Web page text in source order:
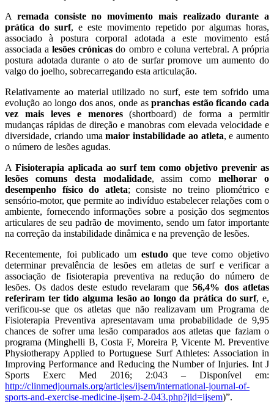
A remada consiste no movimento mais realizado durante a
prática do surf, e este movimento repetido por algumas horas,
associado à postura corporal adotada a este movimento está
associada alesões crónicas do ombro e coluna vertebral. A própria
postura adotada durante o ato de surfar promove um aumento do
valgo do joelho, sobrecarregando esta articulação.
Relativamente ao material utilizado no surf, este tem sofrido uma
evolução ao longo dos anos, onde aspranchas estão ficando cada
vez mais leves e menores(shortboard) de forma a permitir
mudanças rápidas de direção e manobras com elevada velocidade e
diversidade, criando umamaior instabilidade ao atleta, e aumento
o número de lesões agudas.
A Fisioterapia aplicada ao surf tem como objetivo prevenir as
lesões comuns desta modalidade, assim comomelhorar o
desempenho físico do atleta; consiste no treino pliométrico e
sensório-motor, que permite ao indivíduo estabelecer relações com o
ambiente, fornecendo informações sobre a posição dos segmentos
articulares de seu padrão de movimento, sendo um fator importante
na correção da instabilidade dinâmica e na prevenção de lesões.
Recentemente, foi publicado um estudoque teve como objetivo
determinar prevalência de lesões em atletas de surf e verificar a
associação de fisioterapia preventiva na redução do número de
lesões. Os dados deste estudo revelaram que56,4% dos atletas
referiram ter tido alguma lesão ao longo da prática do surf, e,
verificou-se que os atletas que não realizavam um Programa de
Fisioterapia Preventiva apresentavam uma probabilidade de 9,95
chances de sofrer uma lesão comparados aos atletas que faziam o
programa (Minghelli B, Costa F, Moreira P, Vicente M. Preventive
Physiotherapy Applied to Portuguese Surf Athletes: Association in
Improving Performance and Reducing the Number of Injuries. Int J
Sports Exerc Med 2016; 2:043 – Disponível em:
http://clinmedjournals.org/articles/ijsem/international-journal-of-
sports-and-exercise-medicine-ijsem-2-043.php?jid=ijsem)”.